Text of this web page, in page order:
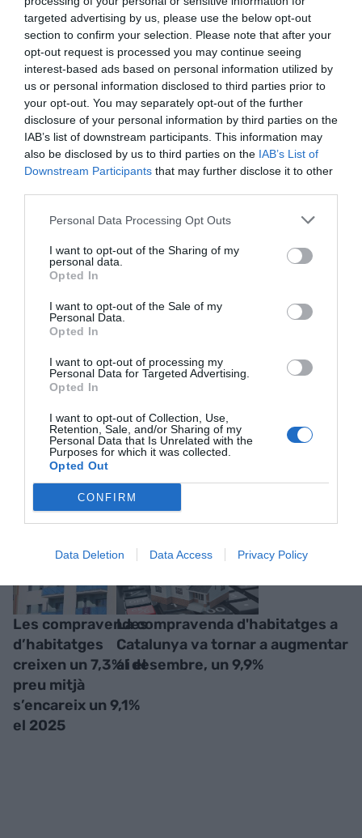
targeted advertising by us, please use the below opt-out
section to confirm your selection. Please note that after your
opt-out request is processed you may continue seeing
interest-based ads based on personal information utilized by
us or personal information disclosed to third parties prior to
your opt-out. You may separately opt-out of the further
disclosure of your personal information by third parties on the
IAB’s list of downstream participants. This information may
also be disclosed by us to third parties on the IAB’s List of
Downstream Participants that may further disclose it to other
Personal Data Processing Opt Outs
I want to opt-out of the Sharing of my
personal data.
Opted In
I want to opt-out of the Sale of my
Personal Data.
Opted In
I want to opt-out of processing my
Personal Data for Targeted Advertising.
Opted In
I want to opt-out of Collection, Use,
Retention, Sale, and/or Sharing of my
Personal Data that Is Unrelated with the
Purposes for which it was collected.
Opted Out
CONFIRM
Data Deletion Data Access Privacy Policy
Els autors defensen que aquesta transformació
del parc residencial també tindria efectes
econòmics i socials, com la creació d’ocupació en
el sector de la rehabilitació energètica i de les
instal·lacions tècniques, així com una reducció de
la factura energètica de les llars i una millora de la
qualitat de l’aire i de les condicions de vida de les
persones que pateixen pobresa energètica.
Google de forma gratuïta
Estigues informat amb les últimes notícies d'actualitat
RELACIONADES
Les compravendes
d’habitatges
creixen un 7,3% i el
preu mitjà
s’encareix un 9,1%
el 2025
La compravenda d'habitatges a
Catalunya va tornar a augmentar
al desembre, un 9,9%